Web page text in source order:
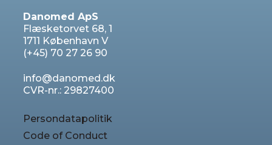
Danomed ApS
Flæsketorvet 68, 1
1711 København V
(+45) 70 27 26 90
info@danomed.dk
CVR-nr.: 29827400
Persondatapolitik
Code of Conduct